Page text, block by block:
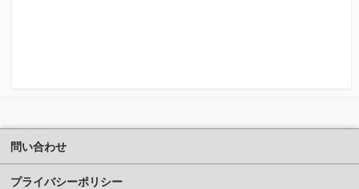
問い合わせ
プライバシーポリシー